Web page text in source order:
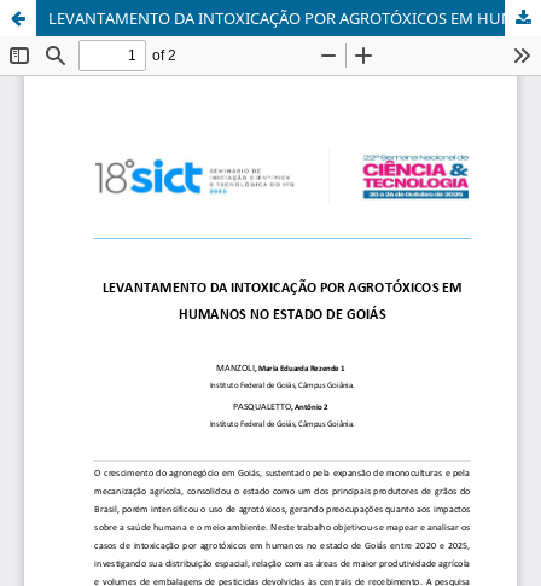
LEVANTAMENTO DA INTOXICAÇÃO POR AGROTÓXICOS EM HUMANOS NO ESTADO DE GOIÁS